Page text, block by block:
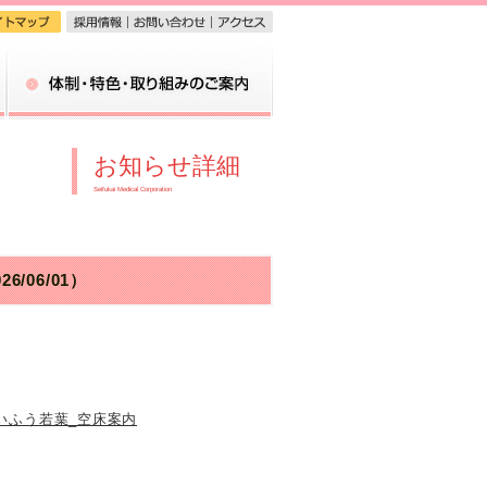
お知らせ詳細
Seifukai Medical Corporation
06/01）
ふう若葉_空床案内